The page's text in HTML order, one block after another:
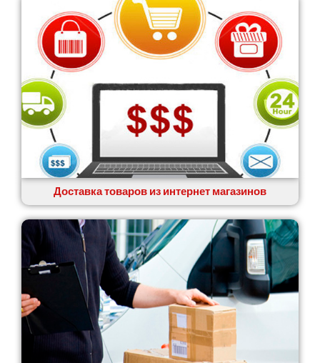
Доставка товаров из интернет магазинов